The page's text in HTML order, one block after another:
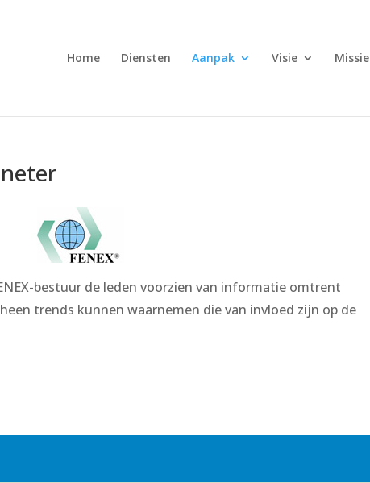
Home Diensten Aanpak Visie Missie
bestuur de leden voorzien van informatie omtrent
trends kunnen waarnemen die van invloed zijn op de